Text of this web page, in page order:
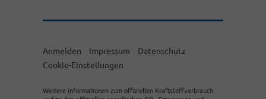
Anmelden Impressum
Datenschutz
Cookie-Einstellungen
Weitere Informationen zum offiziellen Kraftstoffverbrauch